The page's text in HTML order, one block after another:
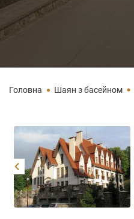
Головна Шаян з басейном